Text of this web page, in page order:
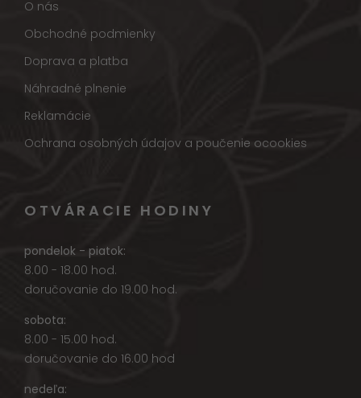
O nás
Obchodné podmienky
Doprava a platba
Náhradné plnenie
Reklamácie
Ochrana osobných údajov a poučenie ocookies
OTVÁRACIE HODINY
pondelok - piatok:
8.00 - 18.00 hod.
doručovanie do 19.00 hod.
sobota:
8.00 - 15.00 hod.
doručovanie do 16.00 hod
nedeľa: